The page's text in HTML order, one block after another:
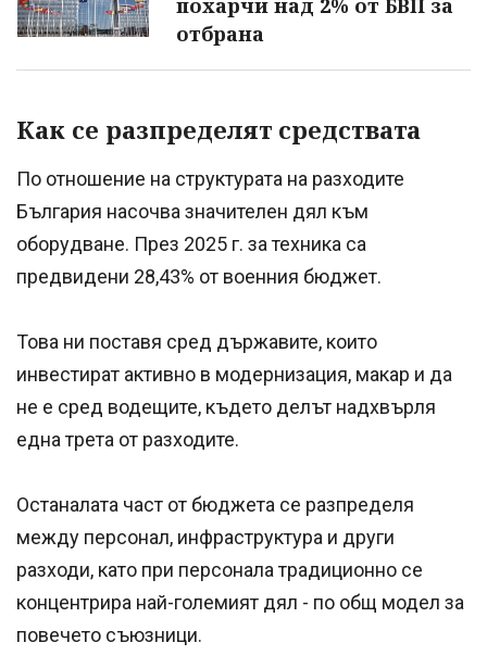
похарчи над 2% от БВП за
отбрана
Как се разпределят средствата
По отношение на структурата на разходите
България насочва значителен дял към
оборудване. През 2025 г. за техника са
предвидени 28,43% от военния бюджет.
Това ни поставя сред държавите, които
инвестират активно в модернизация, макар и да
не е сред водещите, където делът надхвърля
една трета от разходите.
Останалата част от бюджета се разпределя
между персонал, инфраструктура и други
разходи, като при персонала традиционно се
концентрира най-големият дял - по общ модел за
повечето съюзници.